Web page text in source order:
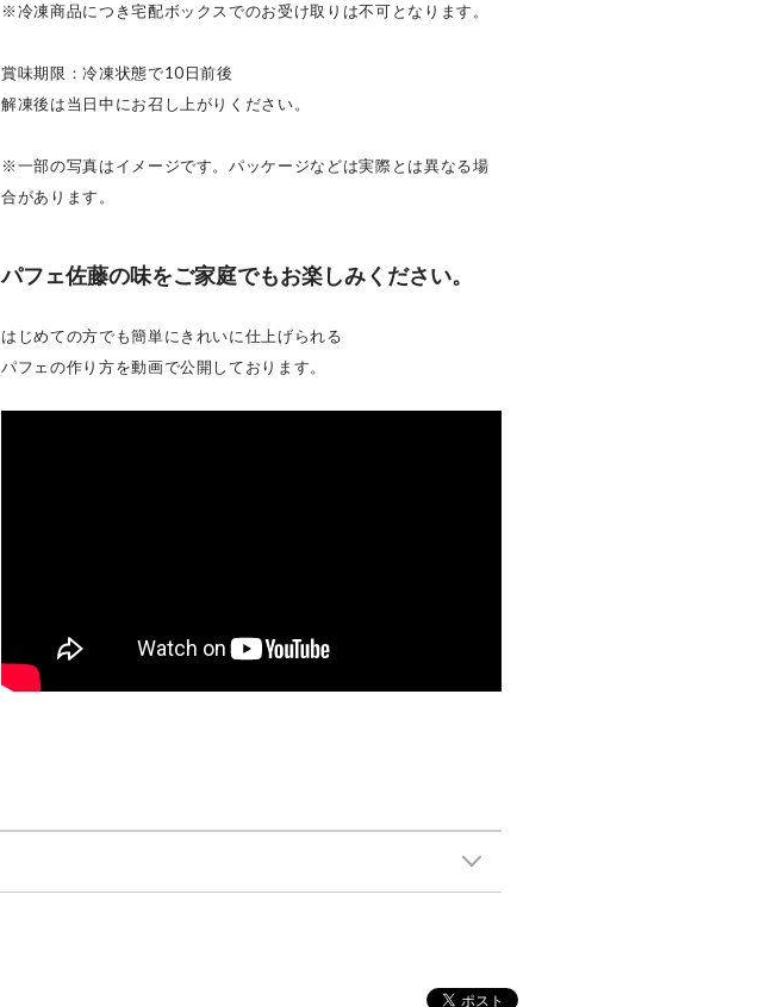
※冷凍商品につき宅配ボックスでのお受け取りは不可となります。
賞味期限：冷凍状態で10日前後
解凍後は当日中にお召し上がりください。
※一部の写真はイメージです。パッケージなどは実際とは異なる場
合があります。
パフェ佐藤の味をご家庭でもお楽しみください。
はじめての方でも簡単にきれいに仕上げられる
パフェの作り方を動画で公開しております。